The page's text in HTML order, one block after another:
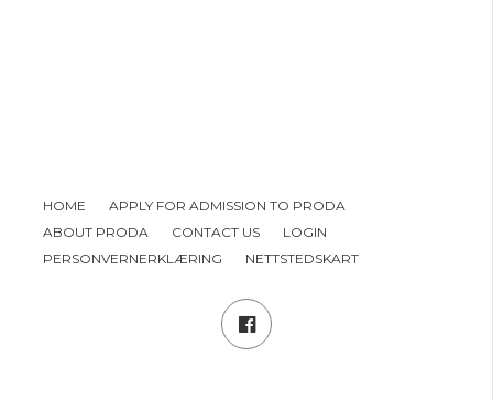
HOME
APPLY FOR ADMISSION TO PRODA
ABOUT PRODA
CONTACT US
LOGIN
PERSONVERNERKLÆRING
NETTSTEDSKART